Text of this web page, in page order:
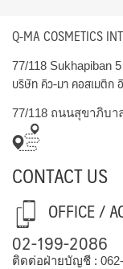
Q-MA COSMETICS
77/118 Sukhapiban
บริษัท คิว-มา คอสเมติก
77/118 ถนนสุขาภิบา
CONTACT US
OFFICE /
02-199-2086
ติดต่อฝ่ายบัญชี :